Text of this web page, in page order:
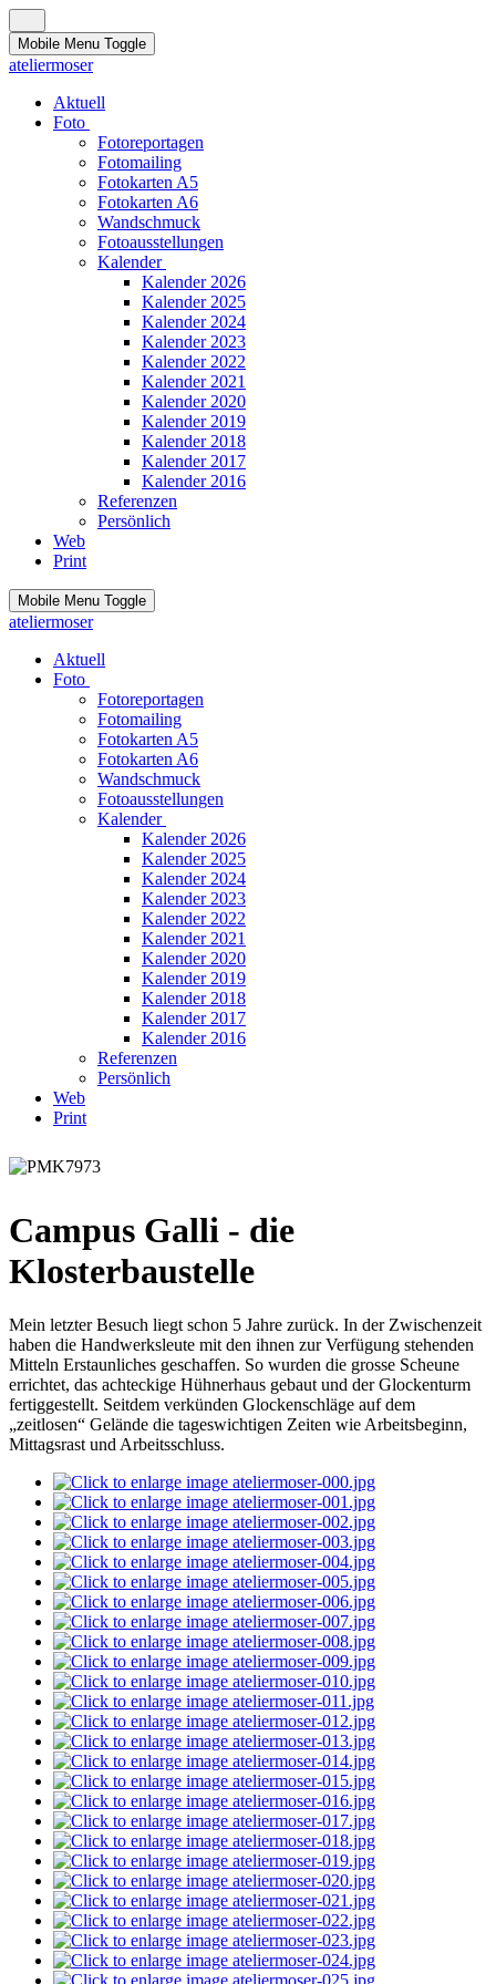
Mobile Menu Toggle
ateliermoser
Aktuell
Foto
Fotoreportagen
Fotomailing
Fotokarten A5
Fotokarten A6
Wandschmuck
Fotoausstellungen
Kalender
Kalender 2026
Kalender 2025
Kalender 2024
Kalender 2023
Kalender 2022
Kalender 2021
Kalender 2020
Kalender 2019
Kalender 2018
Kalender 2017
Kalender 2016
Referenzen
Persönlich
Web
Print
Mobile Menu Toggle
ateliermoser
Aktuell
Foto
Fotoreportagen
Fotomailing
Fotokarten A5
Fotokarten A6
Wandschmuck
Fotoausstellungen
Kalender
Kalender 2026
Kalender 2025
Kalender 2024
Kalender 2023
Kalender 2022
Kalender 2021
Kalender 2020
Kalender 2019
Kalender 2018
Kalender 2017
Kalender 2016
Referenzen
Persönlich
Web
Print
Campus Galli - die
Klosterbaustelle
Mein letzter Besuch liegt schon 5 Jahre zurück. In der Zwischenzeit
haben die Handwerksleute mit den ihnen zur Verfügung stehenden
Mitteln Erstaunliches geschaffen. So wurden die grosse Scheune
errichtet, das achteckige Hühnerhaus gebaut und der Glockenturm
fertiggestellt. Seitdem verkünden Glockenschläge auf dem
„zeitlosen“ Gelände die tageswichtigen Zeiten wie Arbeitsbeginn,
Mittagsrast und Arbeitsschluss.